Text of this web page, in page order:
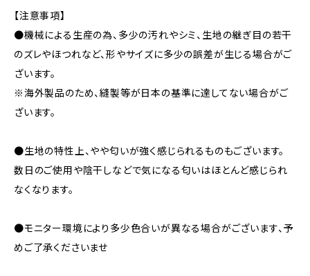
【注意事項】
●機械による生産の為、多少の汚れやシミ、生地の継ぎ目の若干
のズレやほつれなど、形やサイズに多少の誤差が生じる場合がご
ざいます。
※海外製品のため、縫製等が日本の基準に達してない場合がご
ざいます。
●生地の特性上、やや匂いが強く感じられるものもございます。
数日のご使用や陰干しなどで気になる匂いはほとんど感じられ
なくなります。
●モニター環境により多少色合いが異なる場合がございます、予
めご了承くださいませ